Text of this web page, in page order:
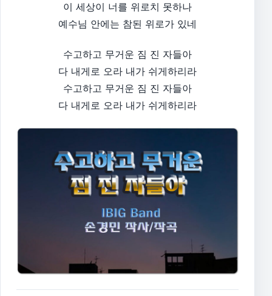
이 세상이 너를 위로치 못하나
예수님 안에는 참된 위로가 있네
수고하고 무거운 짐 진 자들아
다 내게로 오라 내가 쉬게하리라
수고하고 무거운 짐 진 자들아
다 내게로 오라 내가 쉬게하리라